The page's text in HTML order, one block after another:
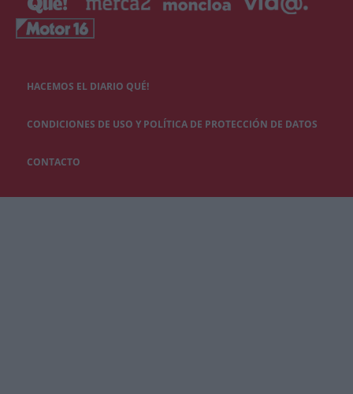
HACEMOS EL DIARIO QUÉ!
CONDICIONES DE USO Y POLÍTICA DE PROTECCIÓN DE DATOS
CONTACTO